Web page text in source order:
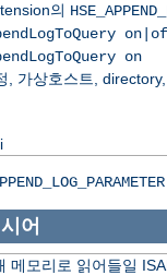
의
on
, 가상호스트,
어
메모리로 읽어들일